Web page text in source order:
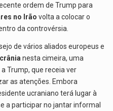
ordem de Trump para
no Irão volta a colocar o
da controvérsia.
de vários aliados europeus e
nesta cimeira, uma
Trump, que receia ver
as atenções. Embora
ucraniano terá lugar à
a participar no jantar informal